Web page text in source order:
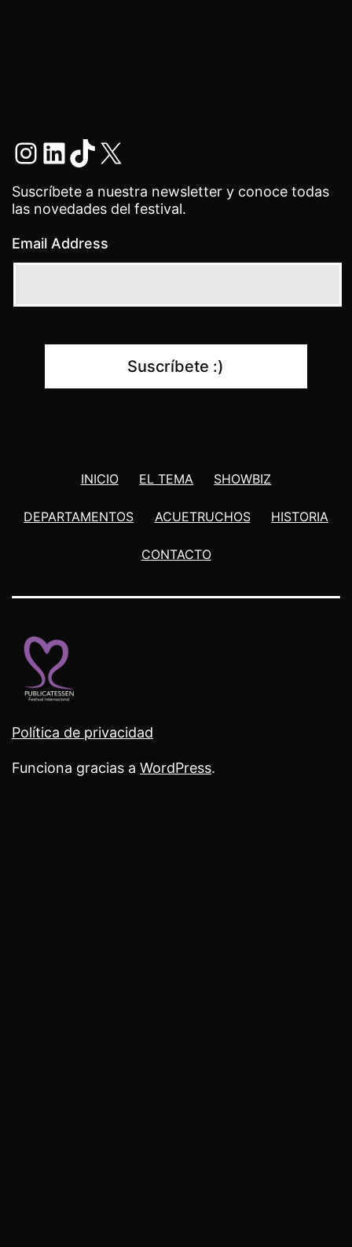
Instagram
LinkedIn
TikTok
X
Suscríbete a nuestra newsletter y conoce todas
las novedades del festival.
Email Address
INICIO EL TEMA SHOWBIZ
DEPARTAMENTOS ACUETRUCHOS HISTORIA
CONTACTO
Política de privacidad
Funciona gracias a WordPress.